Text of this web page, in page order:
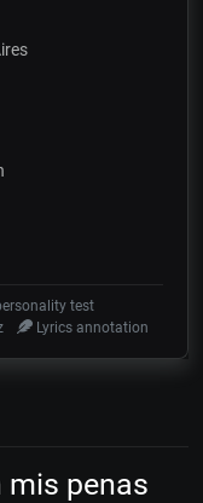
test
Lyrics annotation
mis penas